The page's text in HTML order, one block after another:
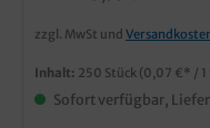
zzgl. MwSt und
Inhalt: 250 Stück (0,07 €* / 1
Sofort verfügbar,